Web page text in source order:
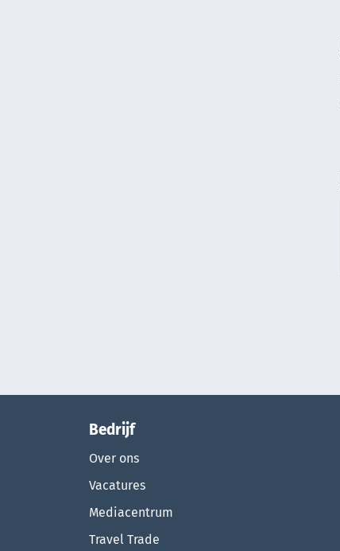
Bedrijf
Over ons
Vacatures
Mediacentrum
Travel Trade